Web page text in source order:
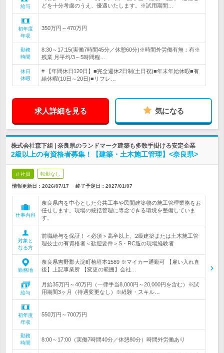
給与
どを十分考慮のうえ、優遇いたします。※試用期間…
初年度
年収
350万円～470万円
勤務
時間
8:30～17:15(実働7時間45分／休憩60分)※時間外労働有無：有※
残業 月平均/3～5時間程…
休日
休暇
# 【年間休日120日】■完全週休2日制(土日祝)■年末年始休暇■有
給休暇(10日～20日)■リフレ…
求人詳細を見る 気になる
株式会社森下組 | 奈良県のランドマーク建築も多数手掛ける安定企業
2級以上の有資格者募集！【建築・土木施工管理】<奈良県>
正社員 転勤なし
情報更新日：2026/07/17 終了予定日： 2027/01/07
仕事内容
奈良県内を中心とした公共工事や民間建築物の施工管理業務をお
任せします。現場の統括管理に専念できる環境を整備していま
す。
対象と
なる方
前職給与を保証！＜必須＞高卒以上、2級建築または土木施工管
理技士の有資格者＜歓迎要件＞S・RC造の現場経験者
勤務地
奈良県吉野郡大淀町桧垣本1589 ※マイカー通勤可 【雇い入れ直
後】上記事業所 【変更の範囲】会社…
給与
月給35万円～40万円（一律手当8,000円～20,000円を含む）※試
用期間3ヶ月（待遇変更なし）※経験・スキル…
初年度
年収
550万円～700万円
勤務
時間
8:00～17:00（実働7時間40分／休憩80分）時間外労働あり